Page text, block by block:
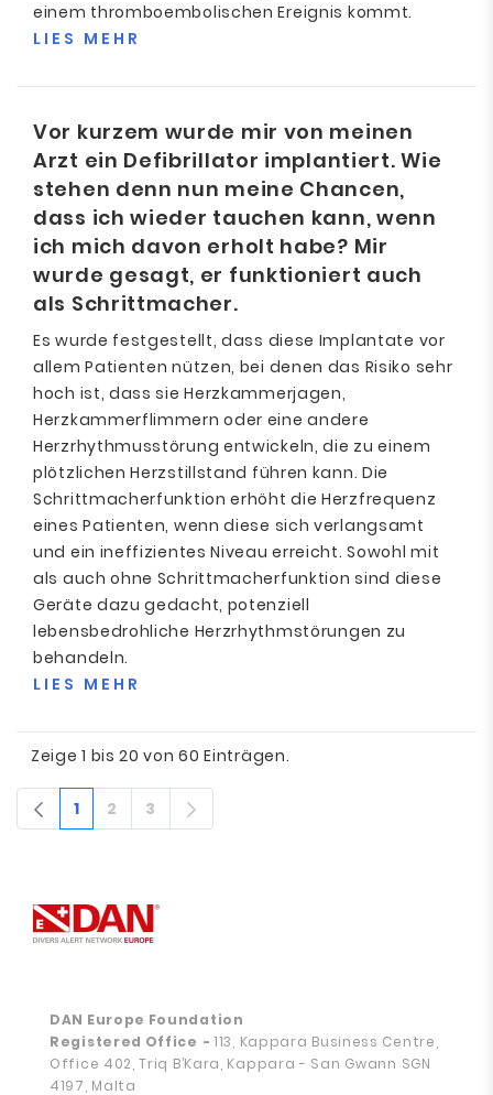
einem thromboembolischen Ereignis kommt.
LIES MEHR
Vor kurzem wurde mir von meinen
Arzt ein Defibrillator implantiert. Wie
stehen denn nun meine Chancen,
dass ich wieder tauchen kann, wenn
ich mich davon erholt habe? Mir
wurde gesagt, er funktioniert auch
als Schrittmacher.
Es wurde festgestellt, dass diese Implantate vor
allem Patienten nützen, bei denen das Risiko sehr
hoch ist, dass sie Herzkammerjagen,
Herzkammerflimmern oder eine andere
Herzrhythmusstörung entwickeln, die zu einem
plötzlichen Herzstillstand führen kann. Die
Schrittmacherfunktion erhöht die Herzfrequenz
eines Patienten, wenn diese sich verlangsamt
und ein ineffizientes Niveau erreicht. Sowohl mit
als auch ohne Schrittmacherfunktion sind diese
Geräte dazu gedacht, potenziell
lebensbedrohliche Herzrhythmstörungen zu
behandeln.
LIES MEHR
Zeige 1 bis 20 von 60 Einträgen.
Seite
1 Seite
2 Seite
3
DAN Europe Foundation
Registered Office -113, Kappara Business Centre,
Office 402, Triq B’Kara, Kappara - San Gwann SGN
4197, Malta